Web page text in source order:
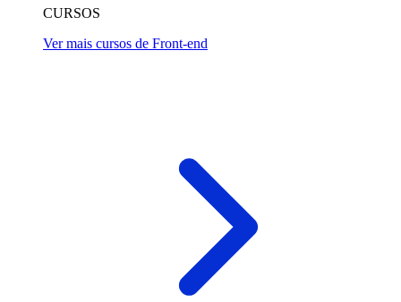
CURSOS
Ver mais cursos de Front-end